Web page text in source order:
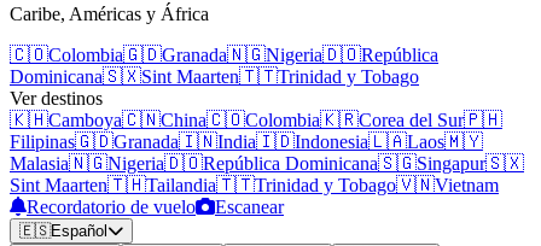
Caribe, Américas y África
🇨🇴Colombia🇬🇩Granada🇳🇬Nigeria🇩🇴República
Dominicana🇸🇽Sint Maarten🇹🇹Trinidad y Tobago
Ver destinos
🇰🇭Camboya🇨🇳China🇨🇴Colombia🇰🇷Corea del Sur🇵🇭
Filipinas🇬🇩Granada🇮🇳India🇮🇩Indonesia🇱🇦Laos🇲🇾
Malasia🇳🇬Nigeria🇩🇴República Dominicana🇸🇬Singapur🇸🇽
Sint Maarten🇹🇭Tailandia🇹🇹Trinidad y Tobago🇻🇳Vietnam
Recordatorio de vuelo
Escanear
🇪🇸Español